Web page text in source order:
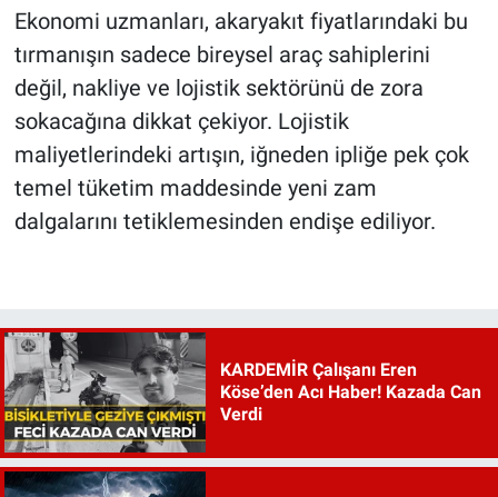
Ekonomi uzmanları, akaryakıt fiyatlarındaki bu
tırmanışın sadece bireysel araç sahiplerini
değil, nakliye ve lojistik sektörünü de zora
sokacağına dikkat çekiyor. Lojistik
maliyetlerindeki artışın, iğneden ipliğe pek çok
temel tüketim maddesinde yeni zam
dalgalarını tetiklemesinden endişe ediliyor.
KARDEMİR Çalışanı Eren
Köse’den Acı Haber! Kazada Can
Verdi